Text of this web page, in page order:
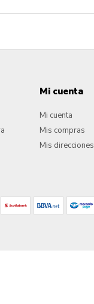
Mi cuenta
Mi cuenta
Mis compras
Mis direcciones